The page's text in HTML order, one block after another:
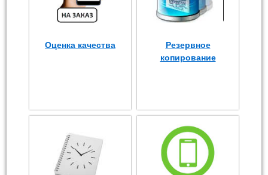
Оценка качества
Резервное
копирование